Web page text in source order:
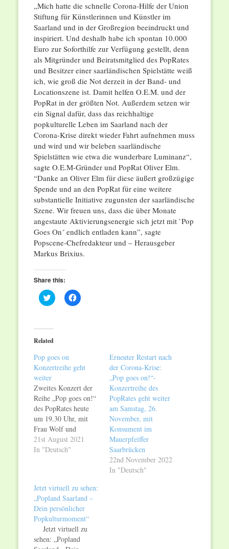
„Mich hatte die schnelle Corona-Hilfe der Union
Stiftung für Künstlerinnen und Künstler im
Saarland und in der Großregion beeindruckt und
inspiriert. Und deshalb habe ich spontan 10.000
Euro zur Soforthilfe zur Verfügung gestellt, denn
als Mitgründer und Beiratsmitglied des PopRates
und Besitzer einer saarländischen Spielstätte weiß
ich, wie groß die Not derzeit in der Band- und
Locationszene ist. Damit helfen O.E.M. und der
PopRat in der größten Not. Außerdem setzen wir
ein Signal dafür, dass das reichhaltige
popkulturelle Leben im Saarland nach der
Corona-Krise direkt wieder Fahrt aufnehmen muss
und wird und wir beleben saarländische
Spielstätten wie etwa die wunderbare Luminanz“,
sagte O.E.M-Gründer und PopRat Oliver Elm.
“Danke an Oliver Elm für diese äußert großzügige
Spende und an den PopRat für eine weitere
substantielle Initiative zugunsten der saarländische
Szene. Wir freuen uns, dass die über Monate
angestaute Aktivierungsenergie sich jetzt mit `Pop
Goes On´ endlich entladen kann”, sagte
Popscene-Chefredakteur und – Herausgeber
Markus Brixius.
Share this:
Click
to
(Opens
in
new
Click
to
Related
Pop goes on
Konzertreihe geht
weiter
Zweites Konzert der
Reihe „Pop goes on!“
des PopRates heute
um 19.30 Uhr, mit
Frau Wolf und
Vincent & the
Strangers im Glashaus
Lockdown – hatte der
PopRat zusammen mit
der Oliver Elm
Marketing (O.E.M.)
ein Konzept zur
Soforthilfe für
21st August 2021
In "Deutsch"
Erneuter Restart nach
der Corona-Krise:
„Pop goes on!“-
Konzertreihe des
PopRates geht weiter
am Samstag, 26.
November, mit
Konsument im
Mauerpfeiffer
Saarbrücken
22nd November 2022
In "Deutsch"
Jetzt virtuell zu sehen:
„Popland Saarland –
Dein persönlicher
Popkulturmoment“
Jetzt virtuell zu
sehen: „Popland